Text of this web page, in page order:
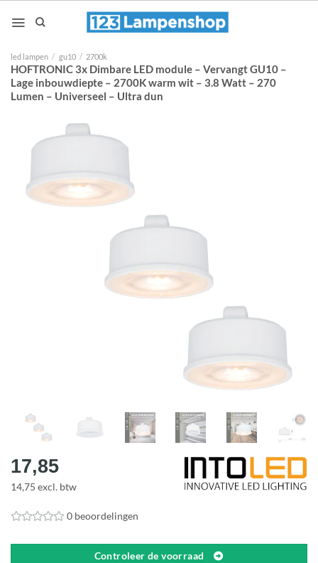
naar
led lampen / gu10 / 2700k
HOFTRONIC 3x Dimbare LED module – Vervangt GU10 –
Lage inbouwdiepte – 2700K warm wit – 3.8 Watt – 270
Lumen – Universeel – Ultra dun
17,85
14,75 excl. btw
0 beoordelingen
Controleer de voorraad